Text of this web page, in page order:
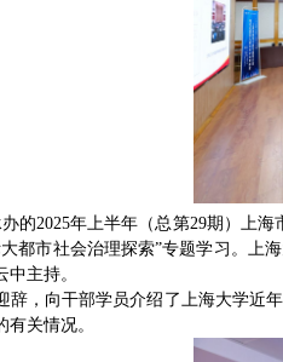
的2025年上半年（总第29期）上
都市社会治理探索”专题学习。上
主持。
辞，向干部学员介绍了上海大学近
关情况。